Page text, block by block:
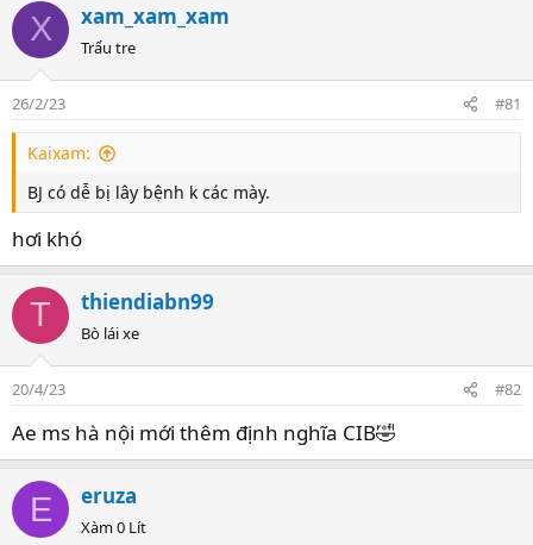
X xam_xam_xam
Trẩu tre
26/2/23 #81
Kaixam:
BJ có dễ bị lây bệnh k các mày.
hơi khó
T thiendiabn99
Bò lái xe
20/4/23 #82
Ae ms hà nội mới thêm định nghĩa CIB🤣
E eruza
Xàm 0 Lít